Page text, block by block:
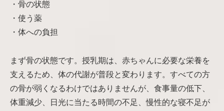
・骨の状態
・使う薬
・体への負担
まず骨の状態です。授乳期は、赤ちゃんに必要な栄養を
支えるため、体の代謝が普段と変わります。すべての方
の骨が弱くなるわけではありませんが、食事量の低下、
体重減少、日光に当たる時間の不足、慢性的な寝不足が